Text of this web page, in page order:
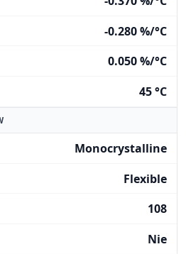
-0.280 %/°C
0.050 %/°C
45 °C
Monocrystalline
Flexible
108
Nie